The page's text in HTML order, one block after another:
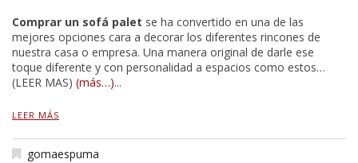
Comprar un sofá palet se ha convertido en una de las
mejores opciones cara a decorar los diferentes rincones de
nuestra casa o empresa. Una manera original de darle ese
toque diferente y con personalidad a espacios como estos…
(LEER MAS) (más…)...
LEER MÁS
gomaespuma